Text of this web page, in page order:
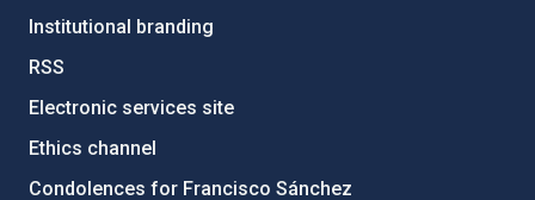
Institutional branding
RSS
Electronic services site
Ethics channel
Condolences for Francisco Sánchez